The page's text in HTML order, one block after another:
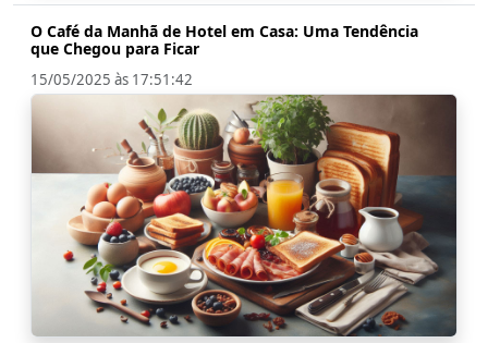
O Café da Manhã de Hotel em Casa: Uma Tendência
que Chegou para Ficar
15/05/2025 às 17:51:42